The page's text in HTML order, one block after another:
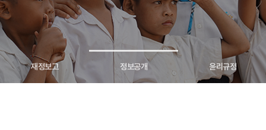
투명경영 재정보고 정보공개 윤리규정